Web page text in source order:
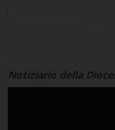
Notiziario della